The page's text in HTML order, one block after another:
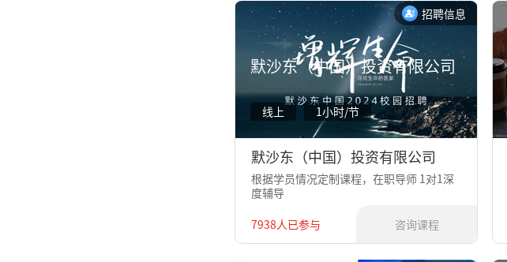
招聘信息
默沙东（中国）投资有限公司
线上 1小时/节
默沙东（中国）投资有限公司
根据学员情况定制课程，在职导师 1对1深
度辅导
7938人已参与
咨询课程